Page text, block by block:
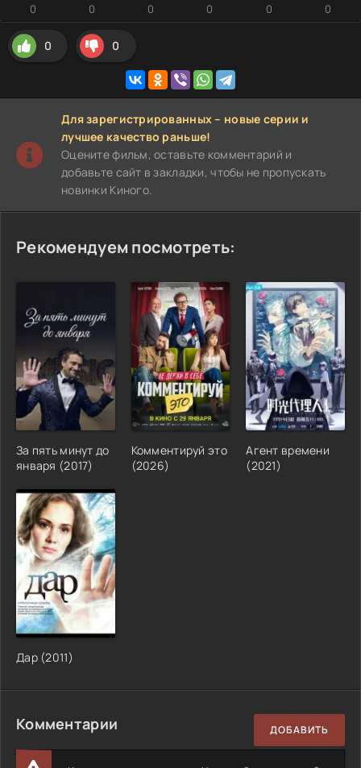
0 0 0 0 0 0
0 0
Для зарегистрированных – новые серии и
лучшее качество раньше!
Оцените фильм, оставьте комментарий и
добавьте сайт в закладки, чтобы не пропускать
новинки Киного.
Рекомендуем посмотреть:
За пять минут до
января (2017)
Комментируй это
(2026)
Агент времени
(2021)
Дар (2011)
Комментарии ДОБАВИТЬ